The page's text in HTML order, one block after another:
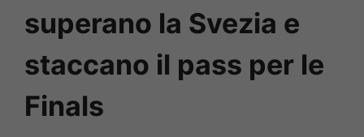
superano la Svezia e
staccano il pass per le
Finals